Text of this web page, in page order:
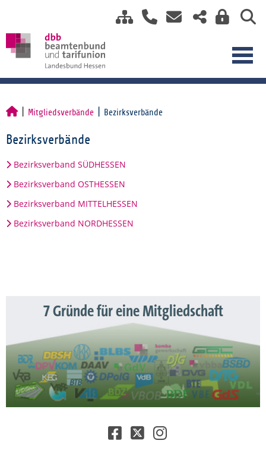
Mitgliedsverbände Bezirksverbände
Bezirksverbände
Bezirksverband SÜDHESSEN
Bezirksverband OSTHESSEN
Bezirksverband MITTELHESSEN
Bezirksverband NORDHESSEN
7 Gründe für eine Mitgliedschaft